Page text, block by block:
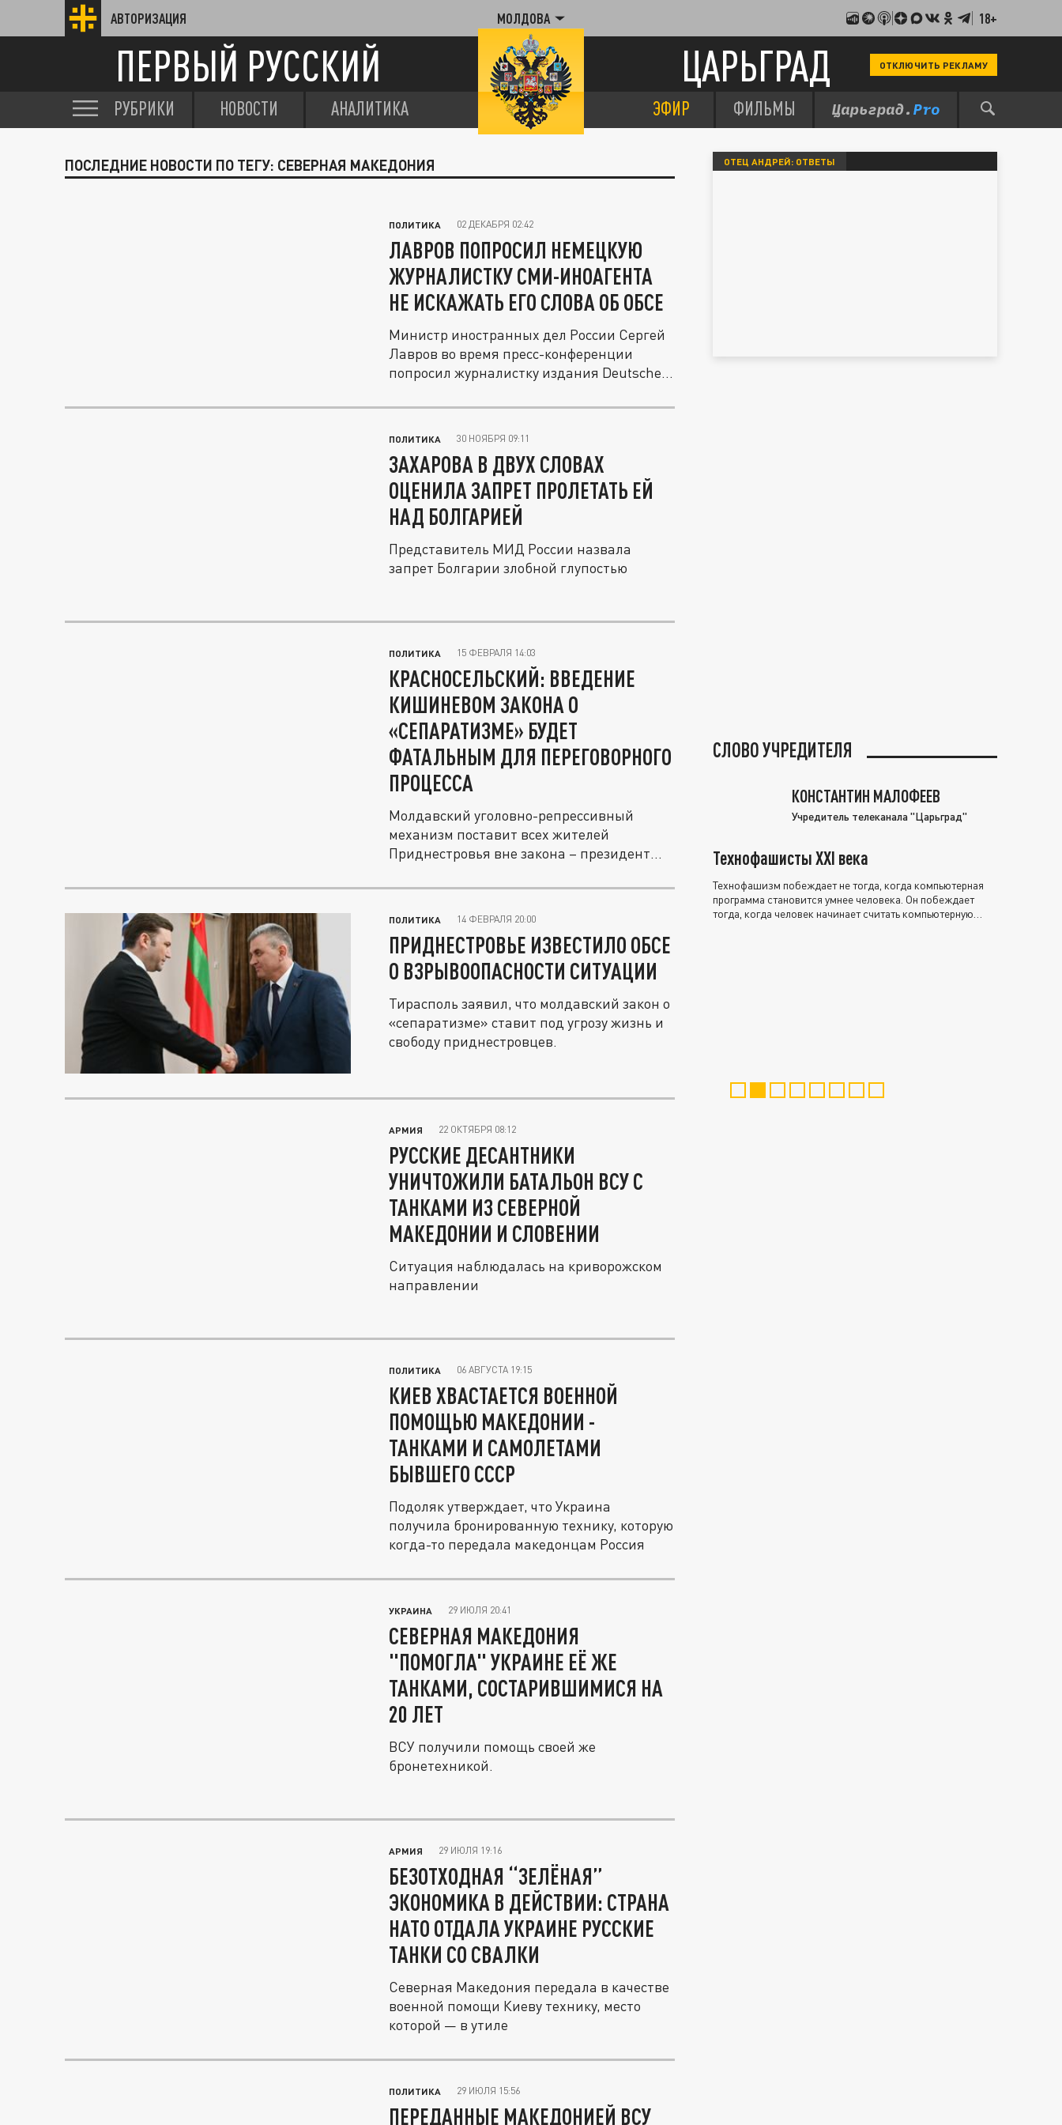
АВТОРИЗАЦИЯ МОЛДОВА 18+
ПЕРВЫЙ РУССКИЙ ЦАРЬГРАД ОТКЛЮЧИТЬ РЕКЛАМУ
РУБРИКИ НОВОСТИ АНАЛИТИКА ЭФИР ФИЛЬМЫ
ПОСЛЕДНИЕ НОВОСТИ ПО ТЕГУ: СЕВЕРНАЯ МАКЕДОНИЯ
ПОЛИТИКА 02 ДЕКАБРЯ 02:42
ЛАВРОВ ПОПРОСИЛ НЕМЕЦКУЮ
ЖУРНАЛИСТКУ СМИ-ИНОАГЕНТА
НЕ ИСКАЖАТЬ ЕГО СЛОВА ОБ ОБСЕ
Министр иностранных дел России Сергей
Лавров во время пресс-конференции
попросил журналистку издания Deutsche...
ПОЛИТИКА 30 НОЯБРЯ 09:11
ЗАХАРОВА В ДВУХ СЛОВАХ
ОЦЕНИЛА ЗАПРЕТ ПРОЛЕТАТЬ ЕЙ
НАД БОЛГАРИЕЙ
Представитель МИД России назвала
запрет Болгарии злобной глупостью
ПОЛИТИКА 15 ФЕВРАЛЯ 14:03
КРАСНОСЕЛЬСКИЙ: ВВЕДЕНИЕ
КИШИНЕВОМ ЗАКОНА О
«СЕПАРАТИЗМЕ» БУДЕТ
ФАТАЛЬНЫМ ДЛЯ ПЕРЕГОВОРНОГО
ПРОЦЕССА
Молдавский уголовно-репрессивный
механизм поставит всех жителей
Приднестровья вне закона – президент
ПОЛИТИКА 14 ФЕВРАЛЯ 20:00
ПРИДНЕСТРОВЬЕ ИЗВЕСТИЛО ОБСЕ
О ВЗРЫВООПАСНОСТИ СИТУАЦИИ
Тирасполь заявил, что молдавский закон о
«сепаратизме» ставит под угрозу жизнь и
свободу приднестровцев.
АРМИЯ 22 ОКТЯБРЯ 08:12
РУССКИЕ ДЕСАНТНИКИ
УНИЧТОЖИЛИ БАТАЛЬОН ВСУ С
ТАНКАМИ ИЗ СЕВЕРНОЙ
МАКЕДОНИИ И СЛОВЕНИИ
Ситуация наблюдалась на криворожском
направлении
ПОЛИТИКА 06 АВГУСТА 19:15
КИЕВ ХВАСТАЕТСЯ ВОЕННОЙ
ПОМОЩЬЮ МАКЕДОНИИ -
ТАНКАМИ И САМОЛЕТАМИ
БЫВШЕГО СССР
Подоляк утверждает, что Украина
получила бронированную технику, которую
когда-то передала македонцам Россия
УКРАИНА 29 ИЮЛЯ 20:41
СЕВЕРНАЯ МАКЕДОНИЯ
"ПОМОГЛА" УКРАИНЕ ЕЁ ЖЕ
ТАНКАМИ, СОСТАРИВШИМИСЯ НА
20 ЛЕТ
ВСУ получили помощь своей же
бронетехникой.
АРМИЯ 29 ИЮЛЯ 19:16
БЕЗОТХОДНАЯ “ЗЕЛЁНАЯ”
ЭКОНОМИКА В ДЕЙСТВИИ: СТРАНА
НАТО ОТДАЛА УКРАИНЕ РУССКИЕ
ТАНКИ СО СВАЛКИ
Северная Македония передала в качестве
военной помощи Киеву технику, место
которой — в утиле
ПОЛИТИКА 29 ИЮЛЯ 15:56
ПЕРЕДАННЫЕ МАКЕДОНИЕЙ ВСУ
ОТЕЦ АНДРЕЙ: ОТВЕТЫ
СЛОВО УЧРЕДИТЕЛЯ
КОНСТАНТИН МАЛОФЕЕВ
Учредитель телеканала "Царьград"
Технофашисты XXI века
Технофашизм побеждает не тогда, когда компьютерная
программа становится умнее человека. Он побеждает
тогда, когда человек начинает считать компьютерную